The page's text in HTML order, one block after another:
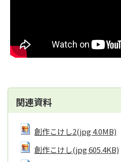
関連資料
創作こけし2(jpg 4.0MB)
創作こけし(jpg 605.4KB)